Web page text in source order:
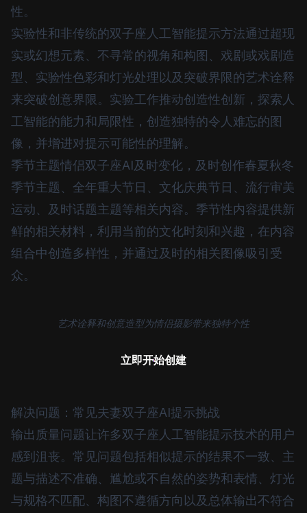
性。
实验性和非传统的双子座人工智能提示方法通过超现
实或幻想元素、不寻常的视角和构图、戏剧或戏剧造
型、实验性色彩和灯光处理以及突破界限的艺术诠释
来突破创意界限。实验工作推动创造性创新，探索人
工智能的能力和局限性，创造独特的令人难忘的图
像，并增进对提示可能性的理解。
季节主题情侣双子座AI及时变化，及时创作春夏秋冬
季节主题、全年重大节日、文化庆典节日、流行审美
运动、及时话题主题等相关内容。季节性内容提供新
鲜的相关材料，利用当前的文化时刻和兴趣，在内容
组合中创造多样性，并通过及时的相关图像吸引受
众。
艺术诠释和创意造型为情侣摄影带来独特个性
立即开始创建
解决问题：常见夫妻双子座AI提示挑战
输出质量问题让许多双子座人工智能提示技术的用户
感到沮丧。常见问题包括相似提示的结果不一致、主
题与描述不准确、尴尬或不自然的姿势和表情、灯光
与规格不匹配、构图不遵循方向以及总体输出不符合